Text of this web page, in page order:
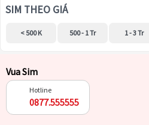
SIM THEO GIÁ
< 500 K 500 - 1 Tr 1 - 3 Tr
Vua Sim
Hotline
0877.555555